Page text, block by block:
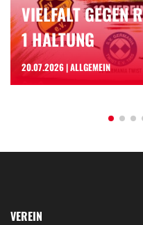
VIELFALT GEGEN
1 HALTUNG
20.07.2026 | ALLGEMEIN
VEREIN